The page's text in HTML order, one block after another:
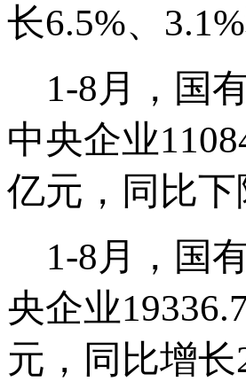
长6.5%、
1-8月，国
中央企业
亿元，同比下
1-8月，国
央企业
元，同比增长